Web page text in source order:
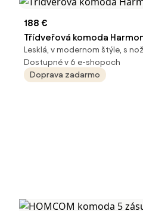
188 €
Třídveřová komoda
Lesklá, v modernom štýle, s
Dostupné v 6 e-shopoch
Doprava zadarmo